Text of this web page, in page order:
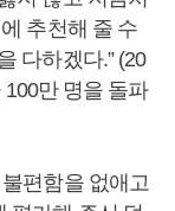
추천해 줄 수
다하겠다.” (20
만 명을 돌파
편함을 없애고